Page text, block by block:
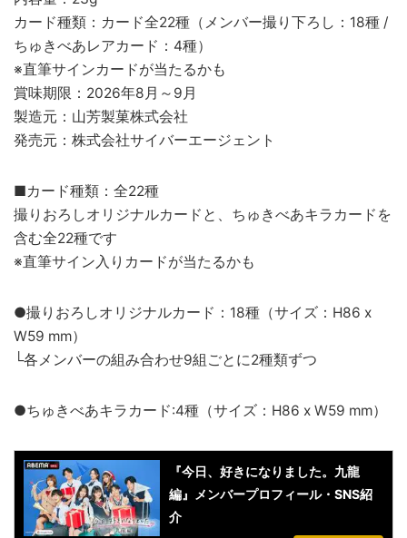
カード種類：カード全22種（メンバー撮り下ろし：18種 /
ちゅきべあレアカード：4種）
※直筆サインカードが当たるかも
賞味期限：2026年8月～9月
製造元：山芳製菓株式会社
発売元：株式会社サイバーエージェント
■カード種類：全22種
撮りおろしオリジナルカードと、ちゅきべあキラカードを
含む全22種です
※直筆サイン入りカードが当たるかも
●撮りおろしオリジナルカード：18種（サイズ：H86 x
W59 mm）
└各メンバーの組み合わせ9組ごとに2種類ずつ
●ちゅきべあキラカード:4種（サイズ：H86 x W59 mm）
『今日、好きになりました。九龍
編』メンバープロフィール・SNS紹
介